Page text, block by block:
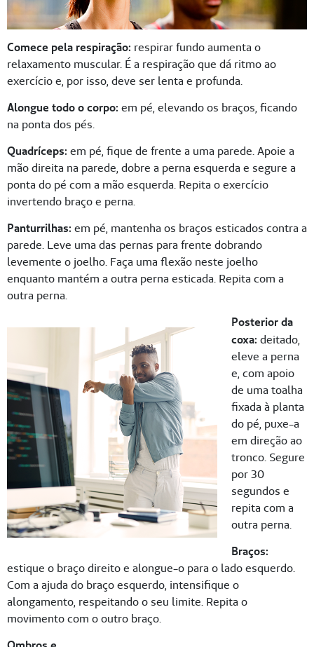
Comece pela respiração: respirar fundo aumenta o
relaxamento muscular. É a respiração que dá ritmo ao
exercício e, por isso, deve ser lenta e profunda.
Alongue todo o corpo: em pé, elevando os braços, ficando
na ponta dos pés.
Quadríceps: em pé, fique de frente a uma parede. Apoie a
mão direita na parede, dobre a perna esquerda e segure a
ponta do pé com a mão esquerda. Repita o exercício
invertendo braço e perna.
Panturrilhas: em pé, mantenha os braços esticados contra a
parede. Leve uma das pernas para frente dobrando
levemente o joelho. Faça uma flexão neste joelho
enquanto mantém a outra perna esticada. Repita com a
outra perna.
Posterior da
coxa: deitado,
eleve a perna
e, com apoio
de uma toalha
fixada à planta
do pé, puxe-a
em direção ao
tronco. Segure
por 30
segundos e
repita com a
outra perna.
Braços:
estique o braço direito e alongue-o para o lado esquerdo.
Com a ajuda do braço esquerdo, intensifique o
alongamento, respeitando o seu limite. Repita o
movimento com o outro braço.